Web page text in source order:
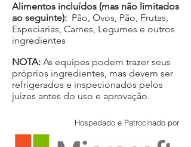
Alimentos incluídos (mas não limitados
ao seguinte): Pão, Ovos, Pão, Frutas,
Especiarias, Carnes, Legumes e outros
ingredientes
NOTA: As equipes podem trazer seus
próprios ingredientes, mas devem ser
refrigerados e inspecionados pelos
juízes antes do uso e aprovação.
Hospedado e Patrocinado por